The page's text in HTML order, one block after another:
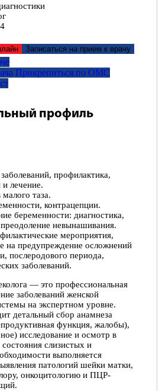
Записаться на прием к врачу
Прикрепитьcя по ОМС
профиль
профилактика,
и лечение.
таза.
контрацепции.
беременности: диагностика,
невынашивания.
мероприятия,
на предупреждение осложнений
послеродового периода,
заболеваний.
— это профессиональная
заболеваний женской
на экспертном уровне.
детальный сбор анамнеза
функция, жалобы),
исследование и осмотр в
состояния слизистых и
выполняется
патологий шейки матки,
онкоцитологию и ПЦР-